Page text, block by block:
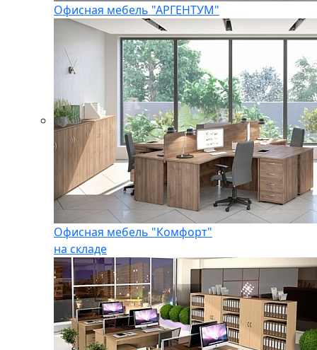
Офисная мебель "АРГЕНТУМ"
Офисная мебель "Комфорт"
на складе